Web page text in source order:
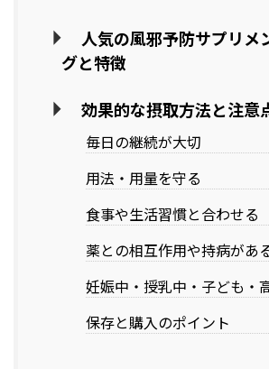
人気の風邪予防サプリメ
グと特徴
効果的な摂取方法と注意
毎日の継続が大切
用法・用量を守る
食事や生活習慣と合わせる
薬との相互作用や持病があ
妊娠中・授乳中・子ども・
保存と購入のポイント